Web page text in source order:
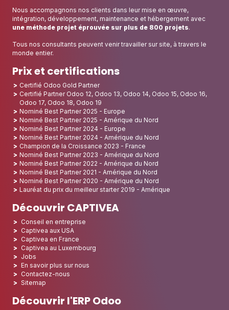
Nous accompagnons nos clients dans leur mise en œuvre,
intégration, développement, maintenance et hébergement avec
une méthode projet éprouvée sur plus de 800 projets.
Tous nos consultants peuvent venir travailler sur site, à travers le
monde entier.
Prix et certifications
Certifié Odoo Gold Partner
Certifié Partner Odoo 12, Odoo 13, Odoo 14, Odoo 15, Odoo 16,
Odoo 17, Odoo 18, Odoo 19
Nominé Best Partner 2025 - Europe
Nominé Best Partner 2025 - Amérique du Nord
Nominé Best Partner 2024 - Europe
Nominé Best Partner 2024 - Amérique du Nord
Champion de la Croissance 2023 - France
Nominé Best Partner 2023 - Amérique du Nord
Nominé Best Partner 2022 - Amérique du Nord
Nominé Best Partner 2021 - Amérique du Nord
Nominé Best Partner 2020 - Amérique du Nord
Lauréat du prix du meilleur starter 2019 - Amérique
Découvrir CAPTIVEA
Conseil en entreprise
Captivea aux USA
Captivea en France
Captivea au Luxembourg
Jobs
En savoir plus sur nous
Contactez-nous
Sitemap
Découvrir l'ERP Odoo